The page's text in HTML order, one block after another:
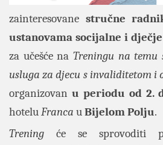
zainteresovane stručne
ustanovama socijalne i
za učešće na Treningu na temu
usluga za djecu s invaliditetom i
organizovan u periodu od 2.
hoteluFranca uBijelom Polju.
Trening će se sprovoditi